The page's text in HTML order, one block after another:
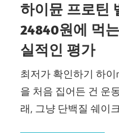
하이뮨 프로틴
24840원에 먹
실적인 평가
최저가 확인하기 하
을 처음 집어든 건 운
래, 그냥 단백질 쉐이